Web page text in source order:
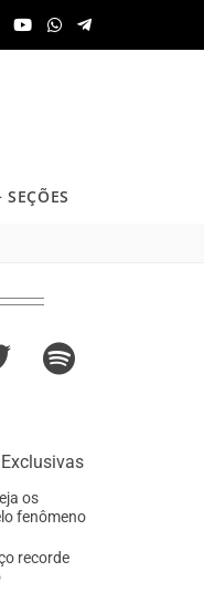
SEÇÕES
Exclusivas
os
fenômeno
recorde